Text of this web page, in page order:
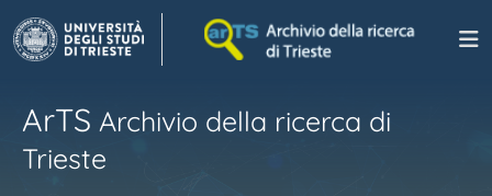
ArTS Archivio della ricerca di
Trieste